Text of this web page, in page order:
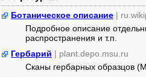
Ботаническое описание |
Подробное описание
распространения и т.п.
Гербарий | plant.depo.msu.ru
Сканы гербарных образцов